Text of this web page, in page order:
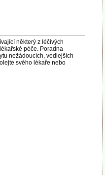
některý z léčivých
péče. Poradna
nežádoucích, vedlejších
svého lékaře nebo